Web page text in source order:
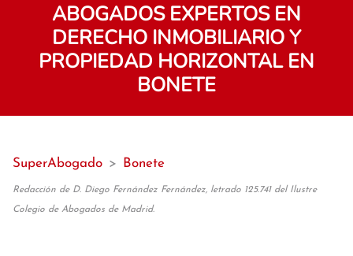
ABOGADOS EXPERTOS EN
DERECHO INMOBILIARIO Y
PROPIEDAD HORIZONTAL EN
BONETE
SuperAbogado > Bonete
Redacción de D. Diego Fernández Fernández, letrado 125.741 del Ilustre
Colegio de Abogados de Madrid.